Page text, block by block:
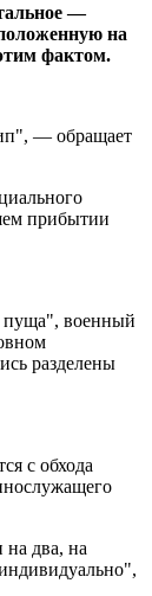
—
на
фактом.
— обращает
прибытии
пуща", военный
разделены
с обхода
на два, на